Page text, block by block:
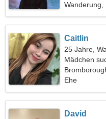
Wanderung,
Caitlin
25 Jahre,
Mädchen
Ehe
David